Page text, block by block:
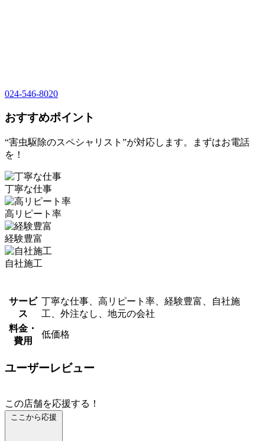
024-546-8020
おすすめポイント
“害虫駆除のスペシャリスト”が対応します。まずはお電話
を！
丁寧な仕事
高リピート率
経験豊富
自社施工
サービ
ス
丁寧な仕事、高リピート率、経験豊富、自社施
工、外注なし、地元の会社
料金・
費用
低価格
ユーザーレビュー
この店舗を応援する！
ここから応援